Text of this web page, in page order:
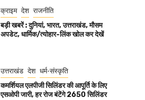
क्राइम देश राजनीति
बड़ी खबरें : दुनियां, भारत, उत्तराखंड, मौसम
अपडेट, धार्मिक/त्योहार-लिंक खोल कर देखें
उत्तराखंड देश धर्म-संस्कृति
कमर्शियल एलपीजी सिलिंडर की आपूर्ति के लिए
एसओपी जारी, हर रोज बंटेंगे 2650 सिलिंडर